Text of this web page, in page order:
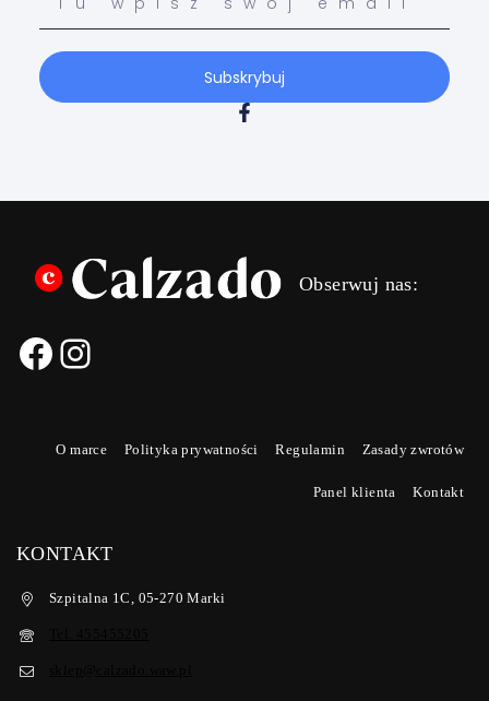
Subskrybuj
Obserwuj nas:
O marce Polityka prywatności Regulamin Zasady zwrotów
Panel klienta Kontakt
KONTAKT
Szpitalna 1C, 05-270 Marki